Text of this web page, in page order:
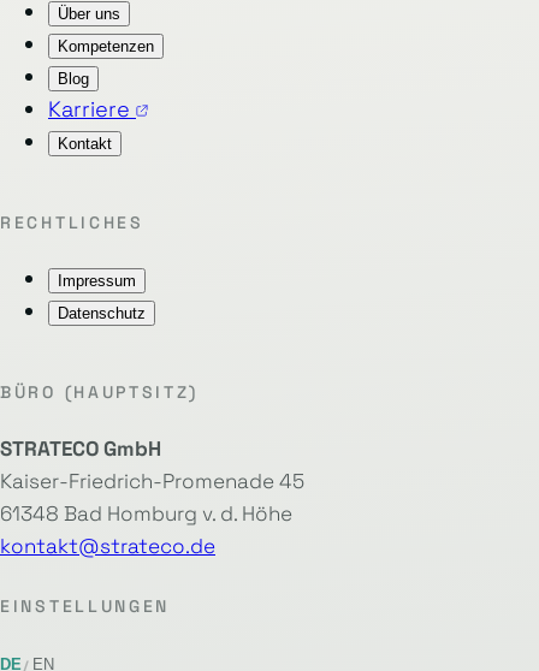
Über uns
Kompetenzen
Blog
Karriere
Kontakt
RECHTLICHES
Impressum
Datenschutz
BÜRO (HAUPTSITZ)
STRATECO GmbH
Kaiser-Friedrich-Promenade 45
61348 Bad Homburg v. d. Höhe
kontakt@strateco.de
EINSTELLUNGEN
DE EN